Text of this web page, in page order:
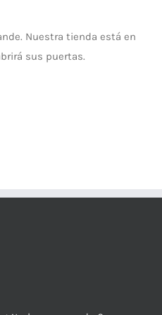
Nuestra tienda está en
sus puertas.